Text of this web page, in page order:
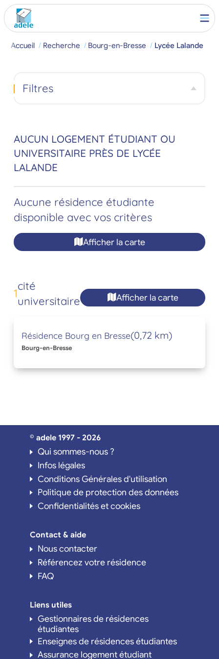
Accueil Recherche Bourg-en-Bresse Lycée Lalande
AUCUN LOGEMENT ÉTUDIANT OU
UNIVERSITAIRE PRÈS DE LYCÉE
LALANDE
Aucune résidence étudiante
disponible avec vos critères
Afficher la carte
1
cité
universitaire
Afficher la carte
Résidence Bourg en Bresse(0,72 km)
Bourg-en-Bresse
Filtres
© adele 1997 - 2026
Qui sommes-nous ?
Infos légales
Conditions Générales d'utilisation
Politique de protection des données
Confidentialités et cookies
Contact & aide
Nous contacter
Référencez votre résidence
FAQ
Liens utiles
Gestionnaires de résidences
étudiantes
Enseignes de résidences étudiantes
Assurance logement étudiant